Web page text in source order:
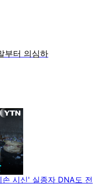
시신' 실종자 DNA도 전